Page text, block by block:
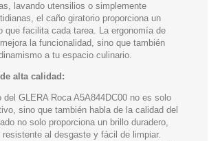
lavando utensilios o simplemente
el caño giratorio proporciona un
que facilita cada tarea. La ergonomía de
la funcionalidad, sino que también
a tu espacio culinario.
alta calidad:
del GLERA Roca A5A844DC00 no es solo
sino que también habla de la calidad del
no solo proporciona un brillo duradero,
al desgaste y fácil de limpiar.